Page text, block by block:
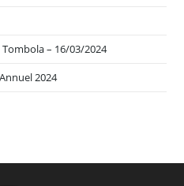
– 16/03/2024
2024